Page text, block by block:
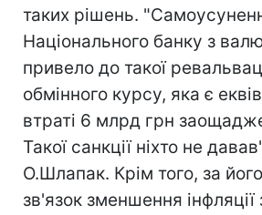
таких рішень.
Національного банку з
привело до такої
обмінного курсу, яка є
втраті 6 млрд грн
Такої санкції ніхто не
О.Шлапак. Крім того, за
зв'язок зменшення інфляції